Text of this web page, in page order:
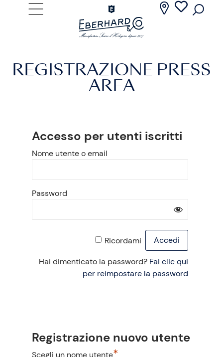
REGISTRAZIONE PRESS
AREA
Accesso per utenti iscritti
Nome utente o email
Password
Ricordami
Hai dimenticato la password? Fai clic qui
per reimpostare la password
Registrazione nuovo utente
Scegli un nome utente*